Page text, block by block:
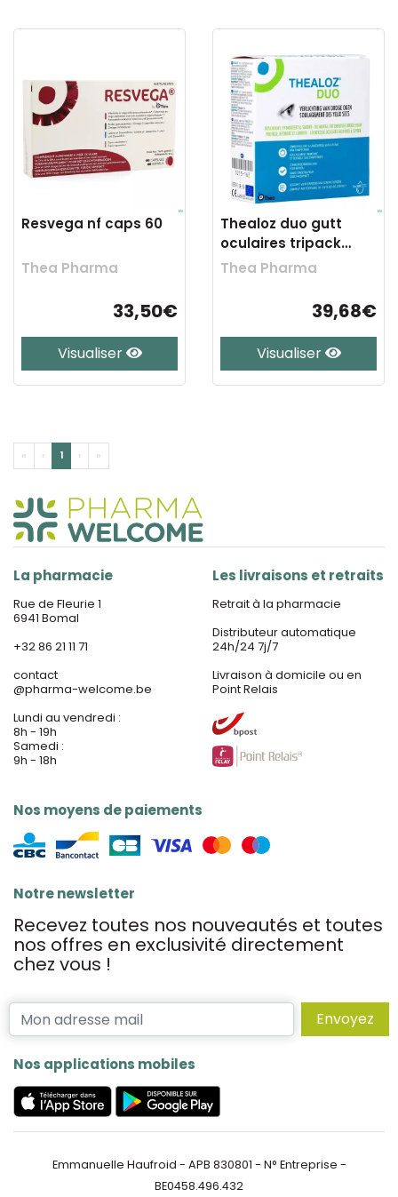
Resvega nf caps 60
Thea Pharma
33,50€
Visualiser
Thealoz duo gutt
oculaires tripack
3x10ml
Thea Pharma
39,68€
Visualiser
« ‹ 1 › »
La pharmacie
Rue de Fleurie 1
6941 Bomal
+32 86 21 11 71
contact
@pharma-welcome.be
Lundi au vendredi :
8h - 19h
Samedi :
9h - 18h
Nos moyens de paiements
Les livraisons et retraits
Retrait à la pharmacie
Distributeur automatique
24h/24 7j/7
Livraison à domicile ou en
Point Relais
Notre newsletter
Recevez toutes nos nouveautés et toutes
nos offres en exclusivité directement
chez vous !
Envoyez
Nos applications mobiles
Emmanuelle Haufroid - APB 830801 - N° Entreprise -
BE0458.496.432